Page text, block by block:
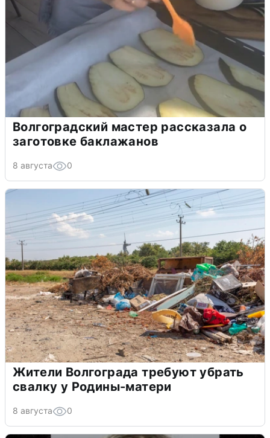
Волгоградский мастер рассказала о
заготовке баклажанов
8 августа 0
Жители Волгограда требуют убрать
свалку у Родины-матери
8 августа 0